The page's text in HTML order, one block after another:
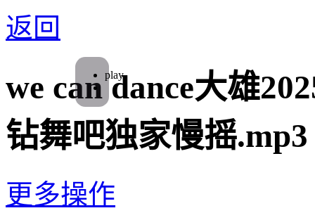
返回
we can dance大雄
钻舞吧独家慢摇.mp3
更多操作
play